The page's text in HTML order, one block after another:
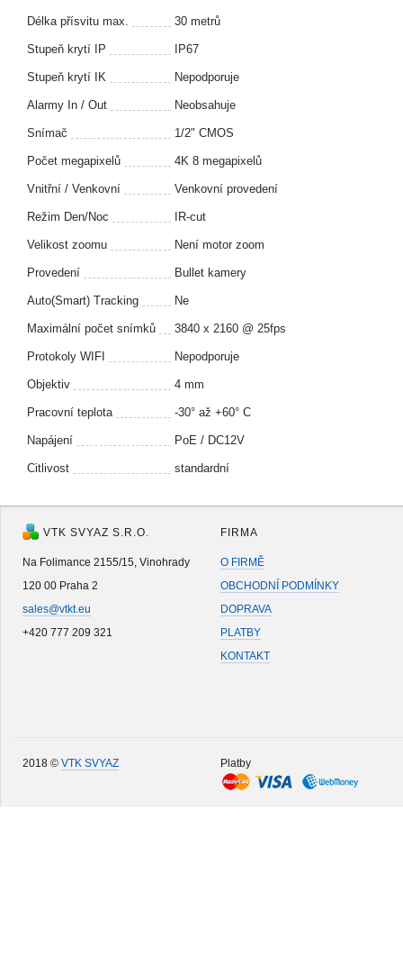
Délka přísvitu max. 30 metrů
Stupeň krytí IP IP67
Stupeň krytí IK Nepodporuje
Alarmy In / Out Neobsahuje
Snímač 1/2" CMOS
Počet megapixelů 4K 8 megapixelů
Vnitřní / Venkovní Venkovní provedení
Režim Den/Noc IR-cut
Velikost zoomu Není motor zoom
Provedení Bullet kamery
Auto(Smart) Tracking Ne
Maximální počet snímků 3840 x 2160 @ 25fps
Protokoly WIFI Nepodporuje
Objektiv 4 mm
Pracovní teplota -30° až +60° C
Napájení PoE / DC12V
Citlivost standardní
VTK SVYAZ S.R.O.
Na Folimance 2155/15, Vinohrady
120 00 Praha 2
sales@vtkt.eu
+420 777 209 321
FIRMA
O FIRMĚ
OBCHODNÍ PODMÍNKY
DOPRAVA
PLATBY
KONTAKT
2018 © VTK SVYAZ Platby